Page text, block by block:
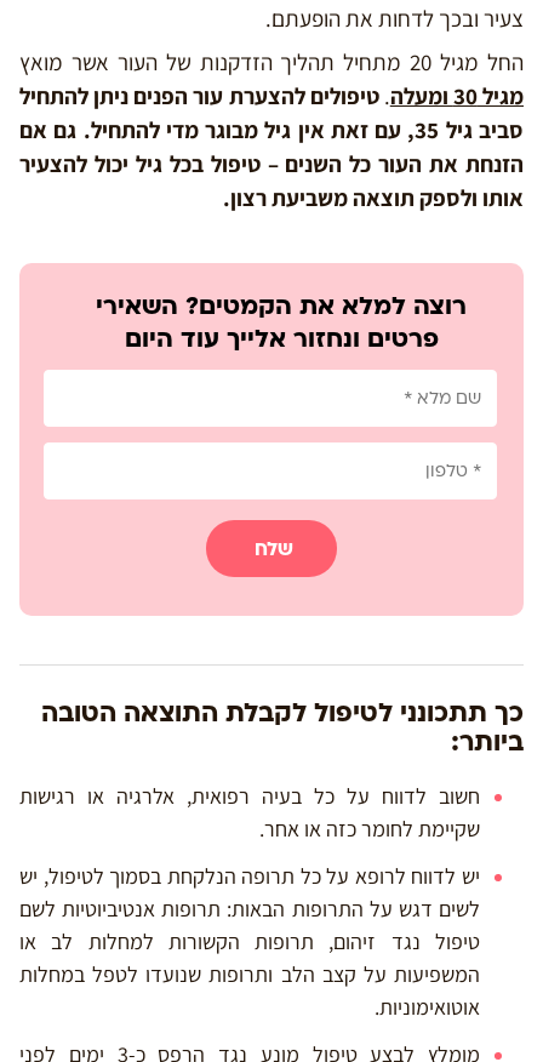
צעיר ובכך לדחות את הופעתם.
החל מגיל 20 מתחיל תהליך הזדקנות של העור אשר מואץ
מגיל 30 ומעלה
.טיפולים להצערת עור הפנים ניתן להתחיל
סביב גיל 35, עם זאת אין גיל מבוגר מדי להתחיל. גם אם
הזנחת את העור כל השנים – טיפול בכל גיל יכול להצעיר
אותו ולספק תוצאה משביעת רצון.
רוצה למלא את הקמטים? השאירי
פרטים ונחזור אלייך עוד היום
שלח
כך תתכונני לטיפול לקבלת התוצאה הטובה
ביותר:
חשוב לדווח על כל בעיה רפואית, אלרגיה או רגישות
שקיימת לחומר כזה או אחר.
יש לדווח לרופא על כל תרופה הנלקחת בסמוך לטיפול, יש
לשים דגש על התרופות הבאות: תרופות אנטיביוטיות לשם
טיפול נגד זיהום, תרופות הקשורות למחלות לב או
המשפיעות על קצב הלב ותרופות שנועדו לטפל במחלות
אוטואימוניות.
מומלץ לבצע טיפול מונע נגד הרפס כ-3 ימים לפני